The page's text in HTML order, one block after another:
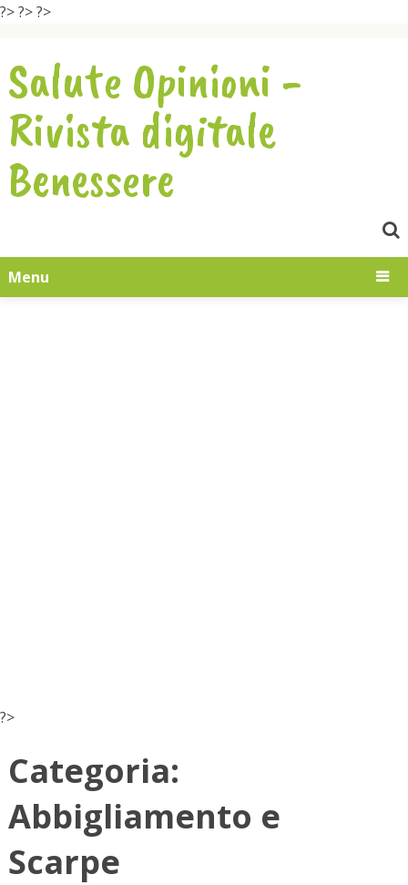
?>?>?>
Salute Opinioni -
Rivista digitale
Benessere
Menu
?>
Categoria:
Abbigliamento e
Scarpe